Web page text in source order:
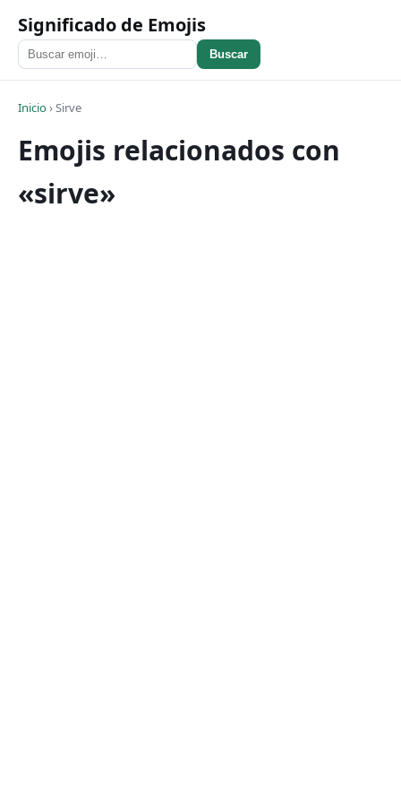
Significado de Emojis
Buscar
Inicio›Sirve
Emojis relacionados con
«sirve»